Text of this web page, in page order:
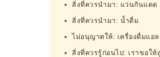
สิ่งที่ควรนำมา: แว่นกันแดด
สิ่งที่ควรนำมา: น้ำดื่ม
ไม่อนุญาตให้: เครื่องดื่มแอ
สิ่งที่ควรรู้ก่อนไป: เราขอให้